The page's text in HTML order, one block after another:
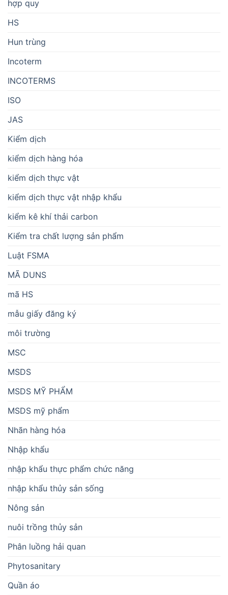
hợp quy
HS
Hun trùng
Incoterm
INCOTERMS
ISO
JAS
Kiểm dịch
kiểm dịch hàng hóa
kiểm dịch thực vật
kiểm dịch thực vật nhập khẩu
kiểm kê khí thải carbon
Kiểm tra chất lượng sản phẩm
Luật FSMA
MÃ DUNS
mã HS
mẫu giấy đăng ký
môi trường
MSC
MSDS
MSDS MỸ PHẨM
MSDS mỹ phẩm
Nhãn hàng hóa
Nhập khẩu
nhập khẩu thực phẩm chức năng
nhập khẩu thủy sản sống
Nông sản
nuôi trồng thủy sản
Phân luồng hải quan
Phytosanitary
Quần áo